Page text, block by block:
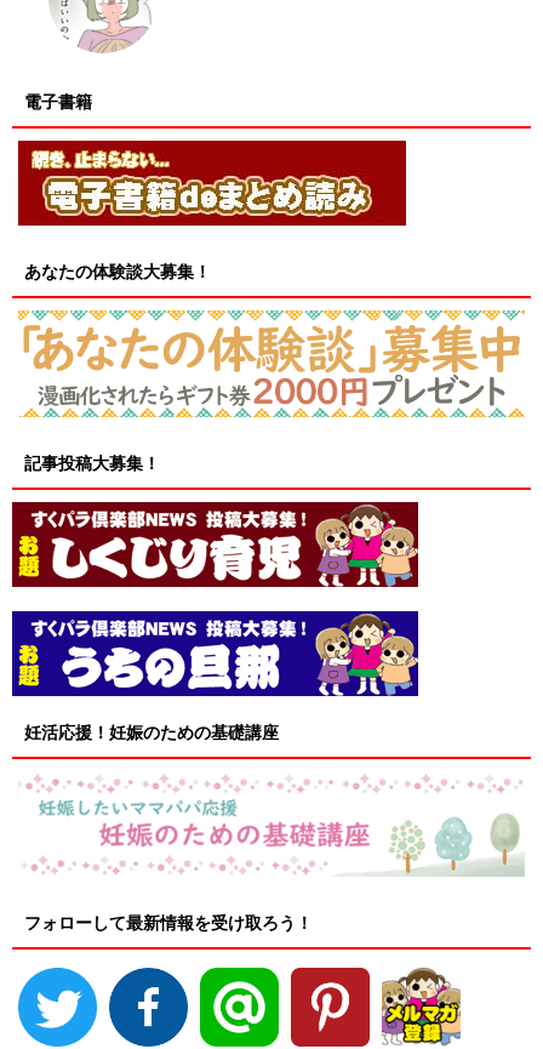
電子書籍
あなたの体験談大募集！
記事投稿大募集！
妊活応援！妊娠のための基礎講座
フォローして最新情報を受け取ろう！